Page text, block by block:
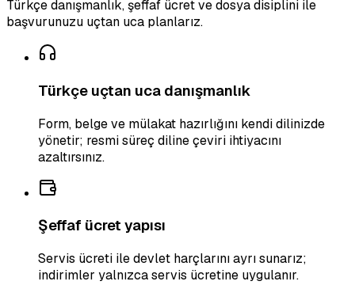
Türkçe danışmanlık, şeffaf ücret ve dosya disiplini ile
başvurunuzu uçtan uca planlarız.
Türkçe uçtan uca danışmanlık
Form, belge ve mülakat hazırlığını kendi dilinizde
yönetir; resmi süreç diline çeviri ihtiyacını
azaltırsınız.
Şeffaf ücret yapısı
Servis ücreti ile devlet harçlarını ayrı sunarız;
indirimler yalnızca servis ücretine uygulanır.